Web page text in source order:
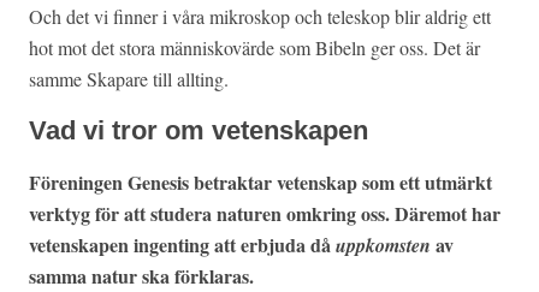
Och det vi finner i våra mikroskop och teleskop blir aldrig ett
hot mot det stora människovärde som Bibeln ger oss. Det är
samme Skapare till allting.
Vad vi tror om vetenskapen
Föreningen Genesis betraktar vetenskap som ett utmärkt
verktyg för att studera naturen omkring oss. Däremot har
vetenskapen ingenting att erbjuda dåuppkomsten av
samma natur ska förklaras.